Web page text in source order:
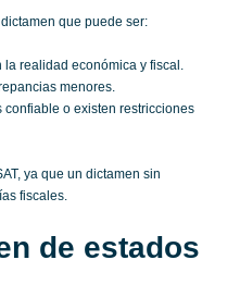
que puede ser:
la realidad económica y fiscal.
menores.
confiable o existen restricciones
ya que un dictamen sin
fiscales.
de estados